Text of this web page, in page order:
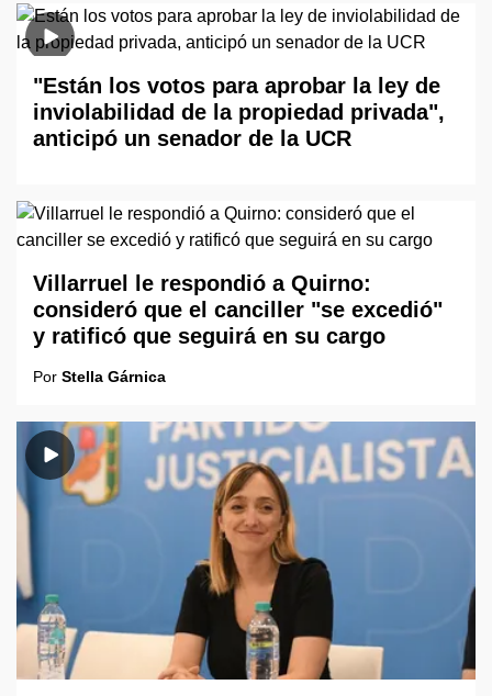
"Están los votos para aprobar la ley de
inviolabilidad de la propiedad privada",
anticipó un senador de la UCR
Villarruel le respondió a Quirno:
consideró que el canciller "se excedió"
y ratificó que seguirá en su cargo
Por Stella Gárnica